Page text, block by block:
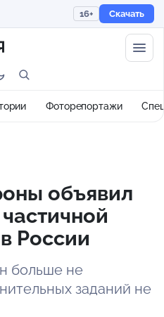
16+ Скачать
Фоторепортажи
объявил
России
больше не
заданий не